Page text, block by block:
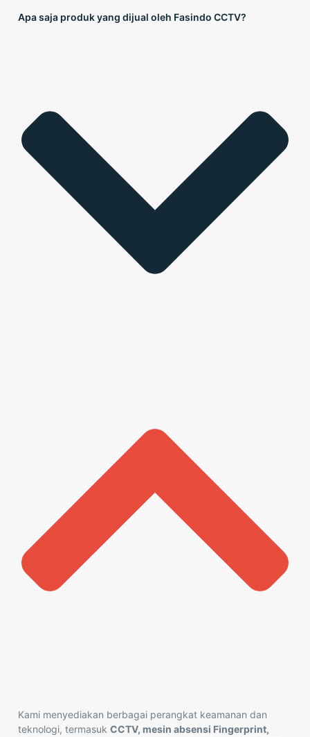
Apa saja produk yang dijual oleh Fasindo CCTV?
Kami menyediakan berbagai perangkat keamanan dan
teknologi, termasuk CCTV, mesin absensi Fingerprint,